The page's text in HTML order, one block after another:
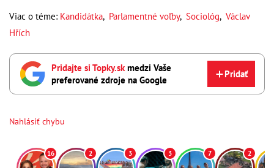
Viac o téme: Kandidátka, Parlamentné voľby, Sociológ, Václav
Hřích
Pridajte si Topky.sk medzi Vaše
preferované zdroje na Google
Pridať
Nahlásiť chybu
16 2 3 3 7 2